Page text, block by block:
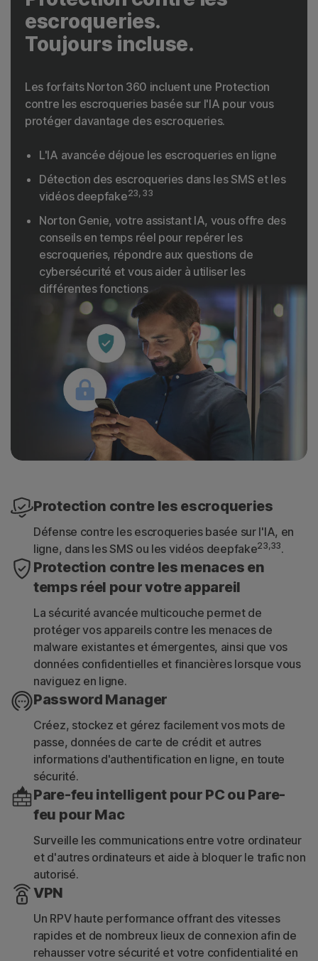
escroqueries.
Toujours incluse.
Les forfaits Norton 360 incluent une Protection
contre les escroqueries basée sur l'IA pour vous
protéger davantage des escroqueries.
L'IA avancée déjoue les escroqueries en ligne
Détection des escroqueries dans les SMS et les
vidéos deepfake23, 33
Norton Genie, votre assistant IA, vous offre des
conseils en temps réel pour repérer les
escroqueries, répondre aux questions de
cybersécurité et vous aider à utiliser les
différentes fonctions
Protection contre les escroqueries
Défense contre les escroqueries basée sur l'IA, en
ligne, dans les SMS ou les vidéos deepfake23,33.
Protection contre les menaces en
temps réel pour votre appareil
La sécurité avancée multicouche permet de
protéger vos appareils contre les menaces de
malware existantes et émergentes, ainsi que vos
données confidentielles et financières lorsque vous
naviguez en ligne.
Password Manager
Créez, stockez et gérez facilement vos mots de
passe, données de carte de crédit et autres
informations d'authentification en ligne, en toute
sécurité.
Pare-feu intelligent pour PC ou Pare-
feu pour Mac
Surveille les communications entre votre ordinateur
et d'autres ordinateurs et aide à bloquer le trafic non
autorisé.
VPN
Un RPV haute performance offrant des vitesses
rapides et de nombreux lieux de connexion afin de
rehausser votre sécurité et votre confidentialité en